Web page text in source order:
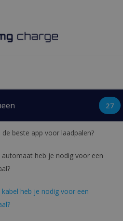
27
de beste app voor laadpalen?
automaat heb je nodig voor een
kabel heb je nodig voor een